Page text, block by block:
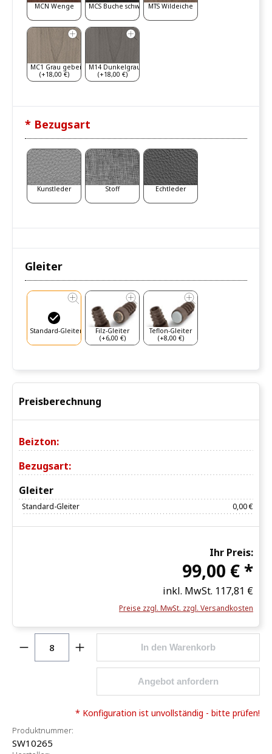
MCN Wenge MCS Buche schwarzMTS Wildeiche
MC1 Grau gebeizt
(+18,00 €)
M14 Dunkelgrau
(+18,00 €)
* Bezugsart
Kunstleder Stoff Echtleder
Gleiter
Standard-Gleiter
Filz-Gleiter
(+6,00 €)
Teflon-Gleiter
(+8,00 €)
Preisberechnung
Beizton:
Bezugsart:
Gleiter
Standard-Gleiter 0,00 €
Ihr Preis:
99,00 € *
inkl. MwSt. 117,81 €
Preise zzgl. MwSt. zzgl. Versandkosten
Produkt Anzahl: Gib den gewünschten Wert
In den Warenkorb
Angebot anfordern
* Konfiguration ist unvollständig - bitte prüfen!
Produktnummer:
SW10265